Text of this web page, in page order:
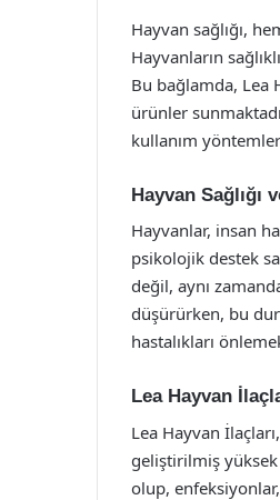
Hayvan sağlığı,
Hayvanların
Bu bağlamda, Lea
ürünler
kullanım
Hayvan Sağlığı
Hayvanlar, insan
psikolojik destek
değil, aynı
düşürürken, bu
hastalıkları
Lea Hayvan
Lea Hayvan
geliştirilmiş
olup,